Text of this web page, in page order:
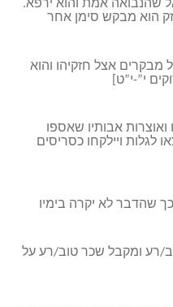
מבקרים אצל חזקיהו והוא
י”-י”ט]
לגלות ויילקחו כסריסים
רע ומקבל שכר טוב/רע על